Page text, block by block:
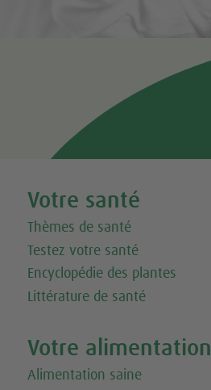
Votre santé
Thèmes de santé
Testez votre santé
Encyclopédie des plantes
Littérature de santé
Votre alimentation
Alimentation saine